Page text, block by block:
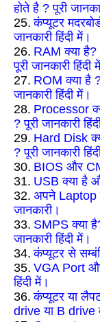
होते है ? पूरी
25. कंप्यूटर
जानकारी हिंदी में।
26. RAM क्या
पूरी जानकारी हिंदी
27. ROM क्या है
जानकारी हिंदी में।
28. Processor
? पूरी जानकारी
29. Hard Disk
? पूरी जानकारी
30. BIOS और
31. USB क्या है
32. अपने Laptop
जानकारी।
33. SMPS क्या
जानकारी हिंदी में।
34. कंप्यूटर से
35. VGA Port
हिंदी में।
36. कंप्यूटर या
drive या B drive